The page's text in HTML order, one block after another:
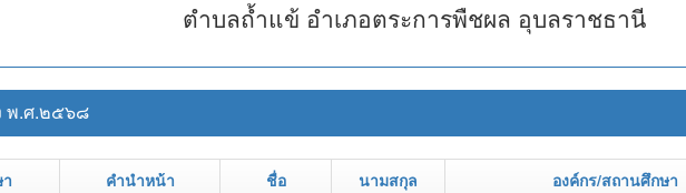
ตำบลถ้ำแข้ อำเภอตระการพืชผล อุบลราชธานี
พ.ศ.๒๕๖๘
คำนำหน้า ชื่อ นามสกุล องค์กร/สถานศึกษา